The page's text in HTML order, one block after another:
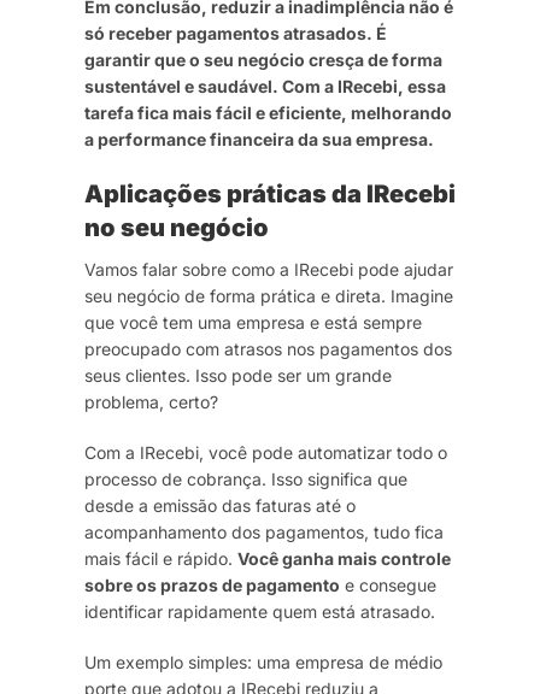
Em conclusão, reduzir a inadimplência não é
só receber pagamentos atrasados. É
garantir que o seu negócio cresça de forma
sustentável e saudável. Com a IRecebi, essa
tarefa fica mais fácil e eficiente, melhorando
a performance financeira da sua empresa.
Aplicações práticas da IRecebi
no seu negócio
Vamos falar sobre como a IRecebi pode ajudar
seu negócio de forma prática e direta. Imagine
que você tem uma empresa e está sempre
preocupado com atrasos nos pagamentos dos
seus clientes. Isso pode ser um grande
problema, certo?
Com a IRecebi, você pode automatizar todo o
processo de cobrança. Isso significa que
desde a emissão das faturas até o
acompanhamento dos pagamentos, tudo fica
mais fácil e rápido. Você ganha mais controle
sobre os prazos de pagamento e consegue
identificar rapidamente quem está atrasado.
Um exemplo simples: uma empresa de médio
porte que adotou a IRecebi reduziu a